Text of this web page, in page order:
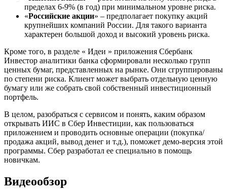
пределах 6-9% (в год) при минимальном уровне риска.
«Российские акции» – предполагает покупку акций
крупнейших компаний России. Для такого варианта
характерен большой доход и высокий уровень риска.
Кроме того, в разделе « Идеи » приложения Сбербанк
Инвестор аналитики банка сформировали несколько групп
ценных бумаг, представленных на рынке. Они сгруппированы
по степени риска. Клиент может выбрать отдельную ценную
бумагу или же собрать свой собственный инвестиционный
портфель.
В целом, разобраться с сервисом и понять, каким образом
открывать ИИС в Сбер Инвестиции, как пользоваться
приложением и проводить основные операции (покупка/
продажа акций, вывод денег и т.д.), поможет демо-версия этой
программы. Сбер разработал ее специально в помощь
новичкам.
Видеообзор